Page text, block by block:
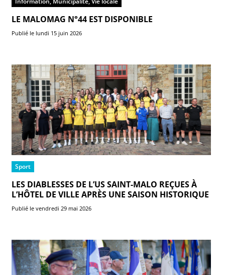
LE MALOMAG N°44 EST DISPONIBLE
Publié le lundi 15 juin 2026
Sport
LES DIABLESSES DE L’US SAINT-MALO REÇUES À
L’HÔTEL DE VILLE APRÈS UNE SAISON HISTORIQUE
Publié le vendredi 29 mai 2026